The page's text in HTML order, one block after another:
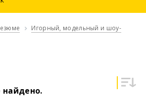
Игорный, модельный и шоу-
найдено.